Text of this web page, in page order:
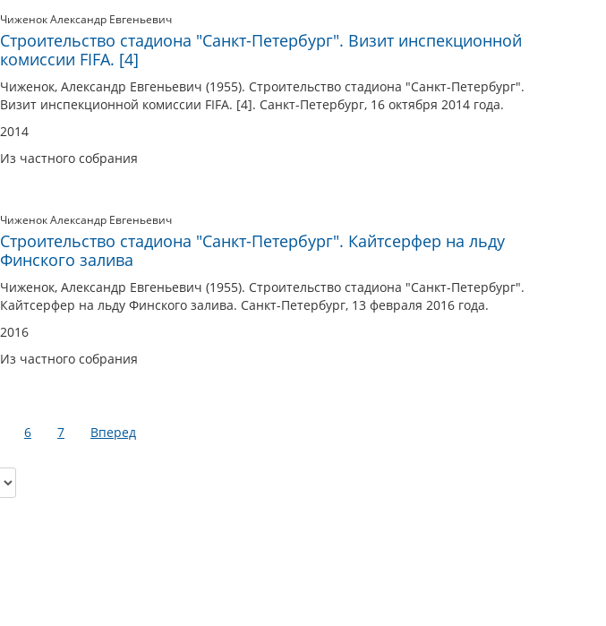
Чиженок Александр Евгеньевич
Строительство стадиона "Санкт-Петербург". Визит инспекционной
комиссии FIFA. [4]
Чиженок, Александр Евгеньевич (1955). Строительство стадиона "Санкт-Петербург".
Визит инспекционной комиссии FIFA. [4]. Санкт-Петербург, 16 октября 2014 года.
2014
Из частного собрания
Чиженок Александр Евгеньевич
Строительство стадиона "Санкт-Петербург". Кайтсерфер на льду
Финского залива
Чиженок, Александр Евгеньевич (1955). Строительство стадиона "Санкт-Петербург".
Кайтсерфер на льду Финского залива. Санкт-Петербург, 13 февраля 2016 года.
2016
Из частного собрания
6 7 Вперед